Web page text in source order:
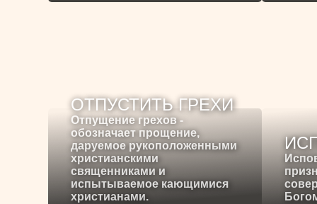
ОТПУСТИТЬ ГРЕХИ
Отпущение грехов -
обозначает прощение,
даруемое рукоположенными
христианскими
священниками и
испытываемое кающимися
христианами.